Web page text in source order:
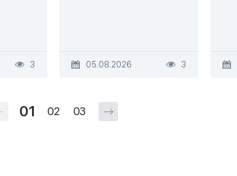
3 05.08.2026 3
01 02 03